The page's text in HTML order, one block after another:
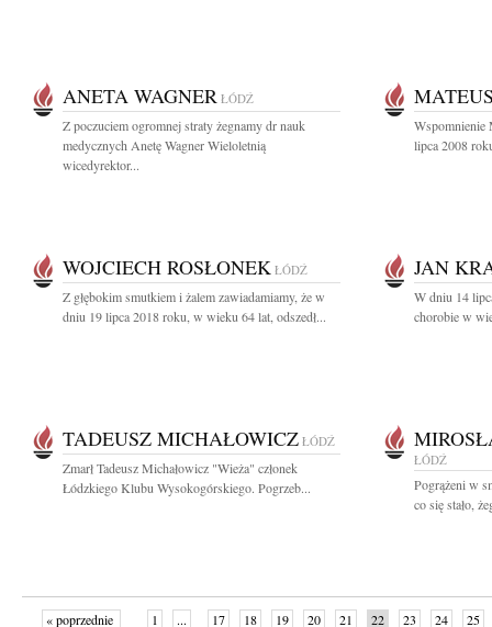
ANETA WAGNER ŁÓDŹ
Z poczuciem ogromnej straty żegnamy dr nauk
medycznych Anetę Wagner Wieloletnią
wicedyrektor...
Wspomnienie
lipca 2008
WOJCIECH ROSŁONEK ŁÓDŹ
Z głębokim smutkiem i żalem zawiadamiamy, że w
dniu 19 lipca 2018 roku, w wieku 64 lat, odszedł...
JAN
W dniu 14
chorobie w
TADEUSZ MICHAŁOWICZ ŁÓDŹ
Zmarł Tadeusz Michałowicz "Wieża" członek
Łódzkiego Klubu Wysokogórskiego. Pogrzeb...
ŁÓDŹ
Pogrążeni w
co się stało,
« poprzednie 1 ... 17 18 19 20 21 22 23 24 25